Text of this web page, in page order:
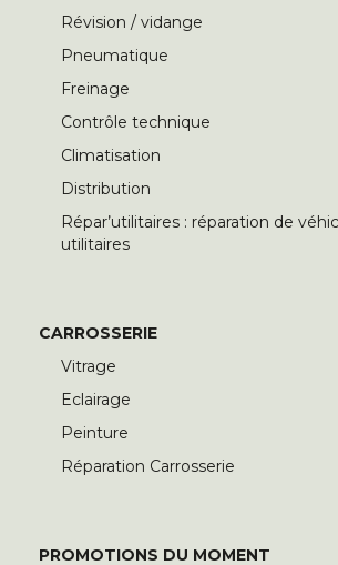
Révision / vidange
Pneumatique
Freinage
Contrôle technique
Climatisation
Distribution
Répar’utilitaires : réparation de
utilitaires
CARROSSERIE
Vitrage
Eclairage
Peinture
Réparation Carrosserie
PROMOTIONS DU MOMENT